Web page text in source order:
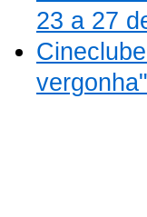
23 a 27